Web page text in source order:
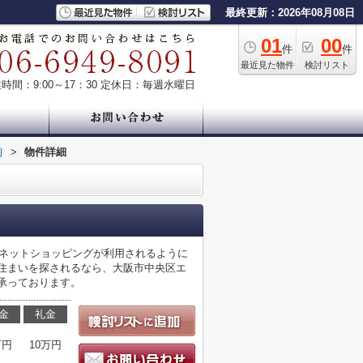
最終更新：2026年08月08日
01件
最近見た物件
00件
検討リスト
間：9:00～17：30 定休日：毎週水曜日
> 物件詳細
ットショッピングが利用されるように
まいを探されるなら、大阪市中央区エ
ております。
礼金
10万円